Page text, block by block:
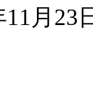
11月23